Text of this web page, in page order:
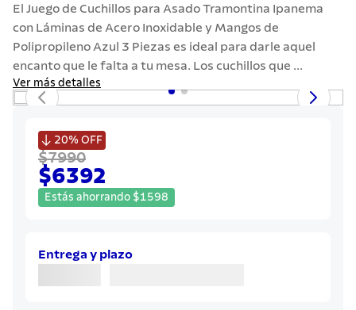
El Juego de Cuchillos para Asado Tramontina Ipanema
con Láminas de Acero Inoxidable y Mangos de
Polipropileno Azul 3 Piezas es ideal para darle aquel
encanto que le falta a tu mesa. Los cuchillos que ...
Ver más detalles
 20% OFF
$7990
$6392
Estás ahorrando $1598
Entrega y plazo
7.
442
8 .
solar
9.
cuchillo
10. allegra